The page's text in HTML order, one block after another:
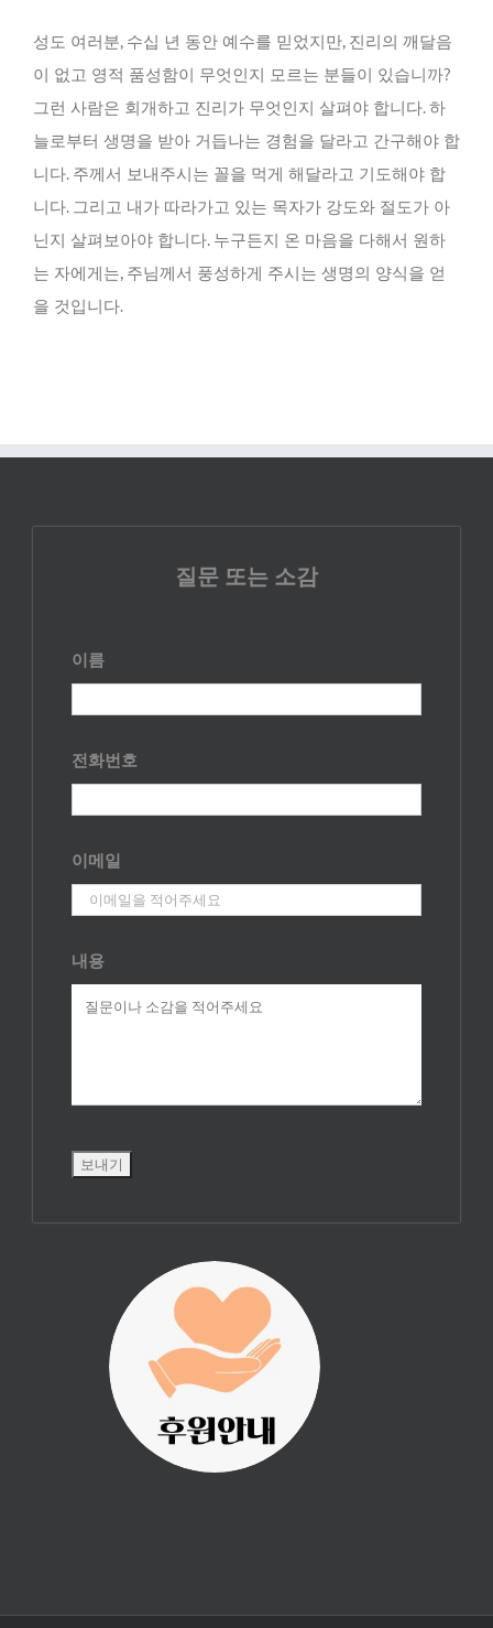
성도 여러분, 수십 년 동안 예수를 믿었지만, 진리의 깨달음
이 없고 영적 품성함이 무엇인지 모르는 분들이 있습니까?
그런 사람은 회개하고 진리가 무엇인지 살펴야 합니다. 하
늘로부터 생명을 받아 거듭나는 경험을 달라고 간구해야 합
니다. 주께서 보내주시는 꼴을 먹게 해달라고 기도해야 합
니다. 그리고 내가 따라가고 있는 목자가 강도와 절도가 아
닌지 살펴보아야 합니다. 누구든지 온 마음을 다해서 원하
는 자에게는, 주님께서 풍성하게 주시는 생명의 양식을 얻
을 것입니다.
질문 또는 소감
이름
전화번호
이메일
내용
진리횃불 사역은
여러분의 후원으
로 이루어집니다.